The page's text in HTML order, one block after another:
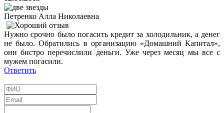
Петренко Алла Николаевна
Нужно срочно было погасить кредит за холодильник, а денег
не было. Обратились в организацию «Домашний Капитал»,
они бистро перечислили деньги. Уже через месяц мы все с
мужем погасили.
Ответить